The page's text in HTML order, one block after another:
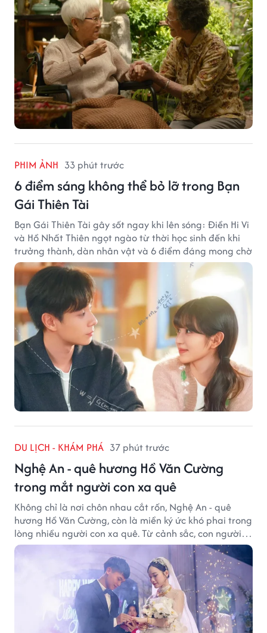
PHIM ẢNH 33 phút trước
6 điểm sáng không thể bỏ lỡ trong Bạn
Gái Thiên Tài
Bạn Gái Thiên Tài gây sốt ngay khi lên sóng: Điền Hi Vi
và Hồ Nhất Thiên ngọt ngào từ thời học sinh đến khi
trưởng thành, dàn nhân vật và 6 điểm đáng mong chờ
DU LỊCH - KHÁM PHÁ 37 phút trước
Nghệ An - quê hương Hồ Văn Cường
trong mắt người con xa quê
Không chỉ là nơi chôn nhau cắt rốn, Nghệ An - quê
hương Hồ Văn Cường, còn là miền ký ức khó phai trong
lòng nhiều người con xa quê. Từ cảnh sắc, con người
đến hương vị quê nhà, tất cả đều trở thành những
điều khiến họ luôn mong ngày trở về.